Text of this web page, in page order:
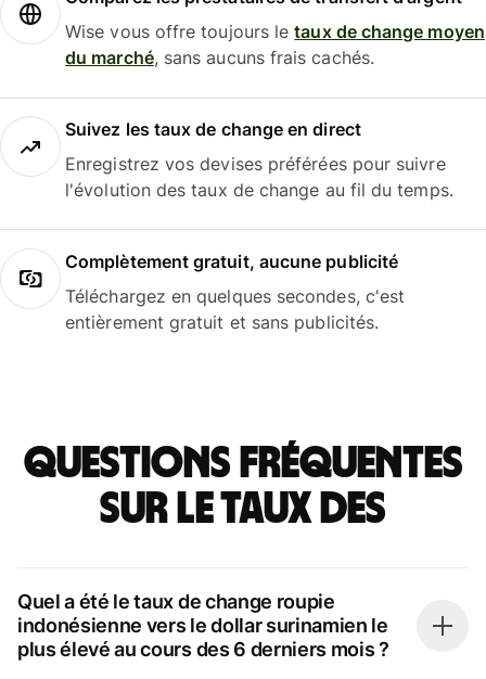
Wise vous offre toujours letaux de change moyen
du marché, sans aucuns frais cachés.
Suivez les taux de change en direct
Enregistrez vos devises préférées pour suivre
l'évolution des taux de change au fil du temps.
Complètement gratuit, aucune publicité
Téléchargez en quelques secondes, c'est
entièrement gratuit et sans publicités.
Questions fréquentes
sur le taux des
Quel a été le taux de change roupie
indonésienne vers le dollar surinamien le
plus élevé au cours des 6 derniers mois ?